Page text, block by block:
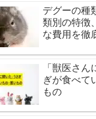
デグーの種
類別の特徴
な費用を徹
「獣医さん
ぎが食べて
もの